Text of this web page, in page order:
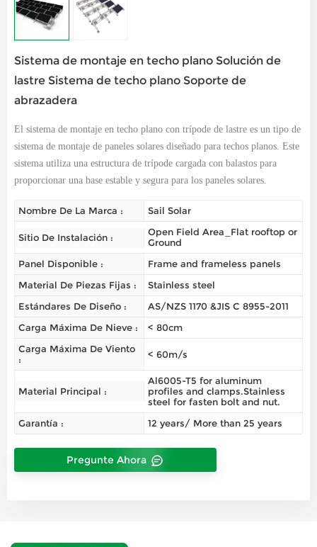
Sistema de montaje en techo plano Solución de
lastre Sistema de techo plano Soporte de
abrazadera
El sistema de montaje en techo plano con trípode de lastre es un tipo de
sistema de montaje de paneles solares diseñado para techos planos. Este
sistema utiliza una estructura de trípode cargada con balastos para
proporcionar una base estable y segura para los paneles solares.
Nombre De La Marca : Sail Solar
Sitio De Instalación :
Open Field Area_Flat rooftop or
Ground
Panel Disponible :
Frame and frameless panels
Material De Piezas Fijas :
Stainless steel
Estándares De Diseño :
AS/NZS 1170 &JIS C 8955-2011
Carga Máxima De Nieve :
< 80cm
Carga Máxima De Viento
:
< 60m/s
Material Principal :
Al6005-T5 for aluminum
profiles and clamps.Stainless
steel for fasten bolt and nut.
Garantía :
12 years/ More than 25 years
Pregunte Ahora